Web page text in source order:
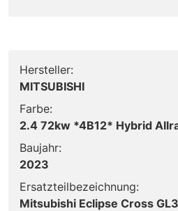
Hersteller:
MITSUBISHI
Farbe:
2.4 72kw *4B12* Hybrid
Baujahr:
2023
Ersatzteilbezeichnung:
Mitsubishi Eclipse Cross